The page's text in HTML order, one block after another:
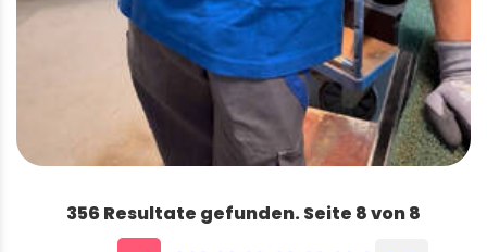
356 Resultate gefunden. Seite 8 von 8